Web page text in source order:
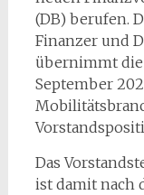
(DB) berufen.
Finanzer und
übernimmt die
September
Das
ist damit nach